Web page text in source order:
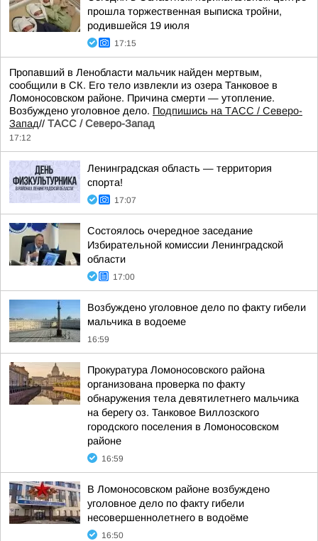
прошла торжественная выписка тройни,
родившейся 19 июля
17:15
Пропавший в Ленобласти мальчик найден мертвым,
сообщили в СК. Его тело извлекли из озера Танковое в
Ломоносовском районе. Причина смерти — утопление.
Возбуждено уголовное дело. Подпишись на ТАСС / Северо-
Запад// ТАСС / Северо-Запад
17:12
Ленинградская область — территория
спорта!
17:07
Состоялось очередное заседание
Избирательной комиссии Ленинградской
области
17:00
Возбуждено уголовное дело по факту гибели
мальчика в водоеме
16:59
Прокуратура Ломоносовского района
организована проверка по факту
обнаружения тела девятилетнего мальчика
на берегу оз. Танковое Виллозского
городского поселения в Ломоносовском
районе
16:59
В Ломоносовском районе возбуждено
уголовное дело по факту гибели
несовершеннолетнего в водоёме
16:50